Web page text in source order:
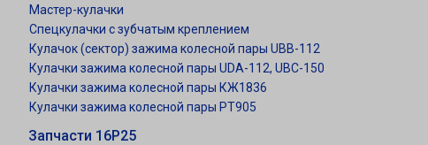
Мастер-кулачки
Спецкулачки с зубчатым креплением
Кулачок (сектор) зажима колесной пары UBB-112
Кулачки зажима колесной пары UDA-112, UBC-150
Кулачки зажима колесной пары КЖ1836
Кулачки зажима колесной пары РТ905
Запчасти 16Р25